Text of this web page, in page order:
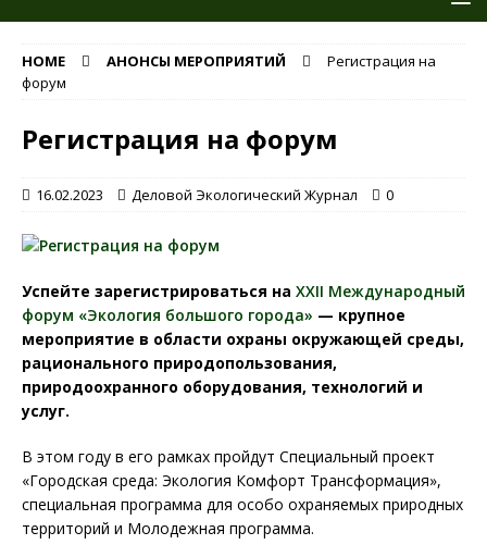
HOME АНОНСЫ МЕРОПРИЯТИЙ
Регистрация на
форум
Регистрация на форум
16.02.2023 Деловой Экологический Журнал 0
Успейте зарегистрироваться на XXII Международный
форум «Экология большого города» — крупное
мероприятие в области охраны окружающей среды,
рационального природопользования,
природоохранного оборудования, технологий и
услуг.
В этом году в его рамках пройдут Специальный проект
«Городская среда: Экология Комфорт Трансформация»,
специальная программа для особо охраняемых природных
территорий и Молодежная программа.